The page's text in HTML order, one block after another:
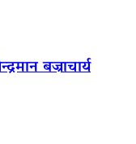
बज्राचार्य